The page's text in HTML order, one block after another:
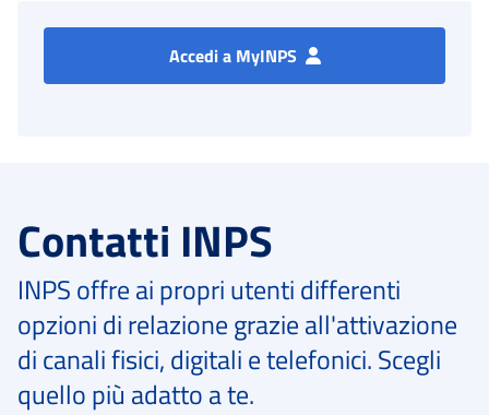
Accedi a MyINPS
Contatti INPS
INPS offre ai propri utenti differenti
opzioni di relazione grazie all'attivazione
di canali fisici, digitali e telefonici. Scegli
quello più adatto a te.